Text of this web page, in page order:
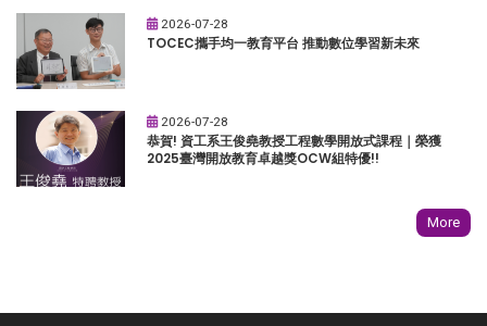
2026-07-28
TOCEC攜手均一教育平台 推動數位學習新未來
2026-07-28
恭賀! 資工系王俊堯教授工程數學開放式課程｜榮獲
2025臺灣開放教育卓越獎OCW組特優!!
More